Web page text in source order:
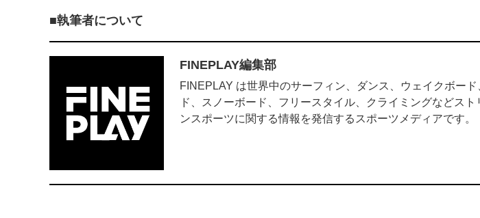
執筆者について
FINEPLAY編集部
FINEPLAY は世界中のサーフィン、ダンス、ウェイクボー
ド、スノーボード、フリースタイル、クライミングなどスト
ンスポーツに関する情報を発信するスポーツメディアです。